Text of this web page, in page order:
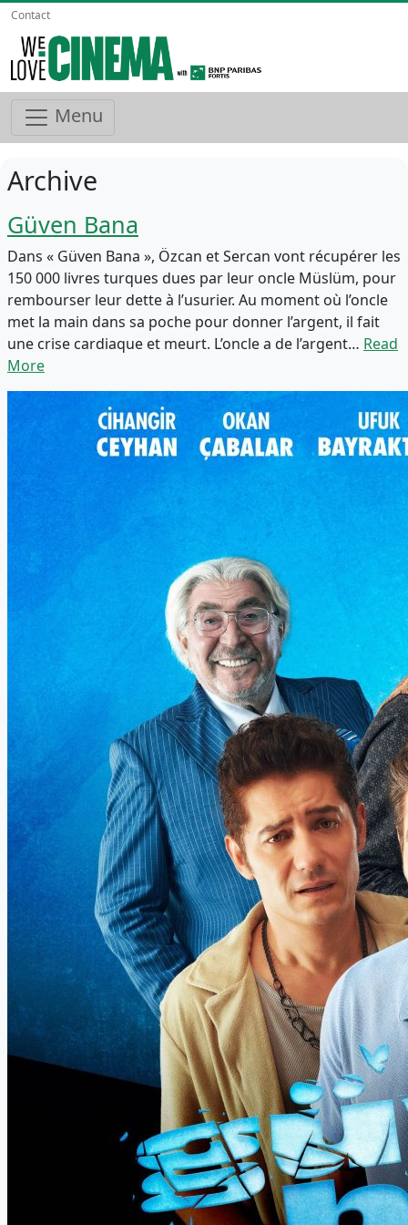
Contact
Menu
Archive
Güven Bana
Dans « Güven Bana », Özcan et Sercan vont récupérer les
150 000 livres turques dues par leur oncle Müslüm, pour
rembourser leur dette à l’usurier. Au moment où l’oncle
met la main dans sa poche pour donner l’argent, il fait
une crise cardiaque et meurt. L’oncle a de l’argent… Read
More